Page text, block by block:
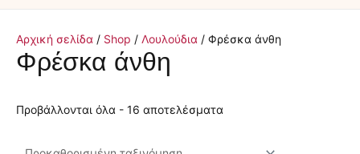
Αρχική σελίδα / Shop / Λουλούδια / Φρέσκα άνθη
Φρέσκα άνθη
Προβάλλονται όλα - 16 αποτελέσματα